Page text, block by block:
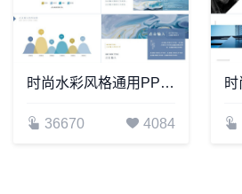
时尚水彩风格通用PPT模板(87)
36670 4084